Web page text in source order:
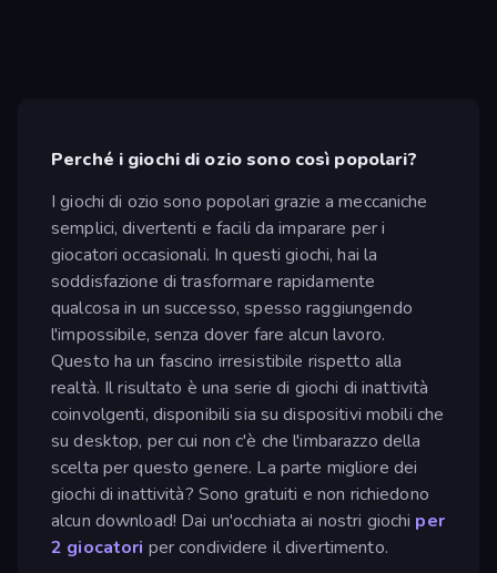
Perché i giochi di ozio sono così popolari?
I giochi di ozio sono popolari grazie a meccaniche
semplici, divertenti e facili da imparare per i
giocatori occasionali. In questi giochi, hai la
soddisfazione di trasformare rapidamente
qualcosa in un successo, spesso raggiungendo
l'impossibile, senza dover fare alcun lavoro.
Questo ha un fascino irresistibile rispetto alla
realtà. Il risultato è una serie di giochi di inattività
coinvolgenti, disponibili sia su dispositivi mobili che
su desktop, per cui non c'è che l'imbarazzo della
scelta per questo genere. La parte migliore dei
giochi di inattività? Sono gratuiti e non richiedono
alcun download! Dai un'occhiata ai nostri giochi per
2 giocatori per condividere il divertimento.